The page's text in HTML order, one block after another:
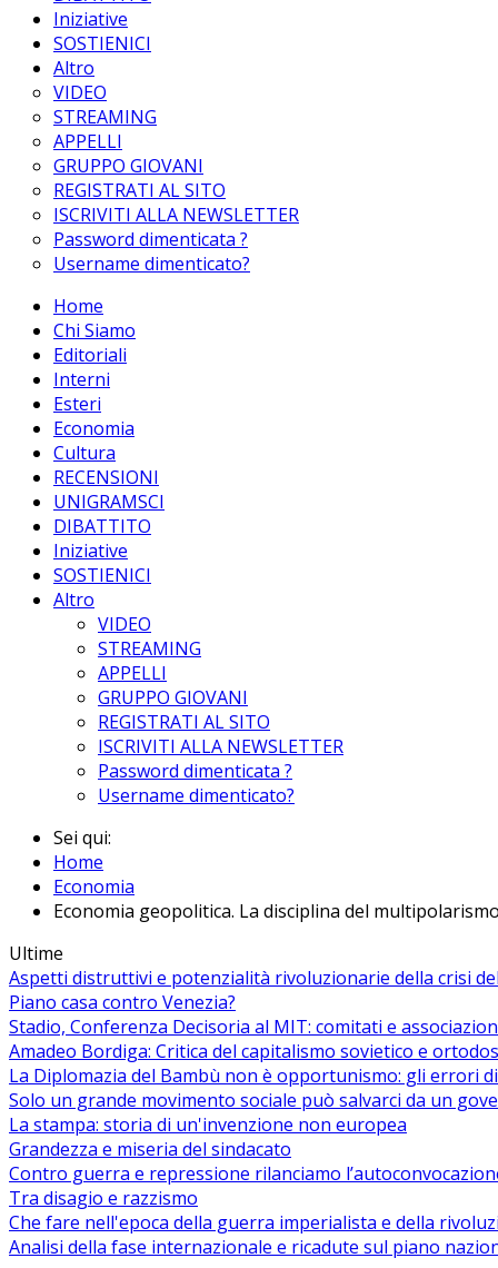
Iniziative
SOSTIENICI
Altro
VIDEO
STREAMING
APPELLI
GRUPPO GIOVANI
REGISTRATI AL SITO
ISCRIVITI ALLA NEWSLETTER
Password dimenticata ?
Username dimenticato?
Home
Chi Siamo
Editoriali
Interni
Esteri
Economia
Cultura
RECENSIONI
UNIGRAMSCI
DIBATTITO
Iniziative
SOSTIENICI
Altro
VIDEO
STREAMING
APPELLI
GRUPPO GIOVANI
REGISTRATI AL SITO
ISCRIVITI ALLA NEWSLETTER
Password dimenticata ?
Username dimenticato?
Sei qui:
Home
Economia
Economia geopolitica. La disciplina del
Ultime
Aspetti distruttivi e potenzialità rivoluzionarie della crisi
Piano casa contro Venezia?
Stadio, Conferenza Decisoria al MIT: comitati e
Amadeo Bordiga: Critica del capitalismo sovietico e
La Diplomazia del Bambù non è opportunismo: gli errori
Solo un grande movimento sociale può salvarci da un
La stampa: storia di un'invenzione non europea
Grandezza e miseria del sindacato
Contro guerra e repressione rilanciamo
Tra disagio e razzismo
Che fare nell'epoca della guerra imperialista e della
Analisi della fase internazionale e ricadute sul piano